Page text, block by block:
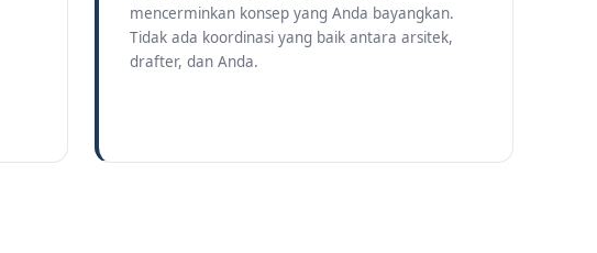
mencerminkan konsep yang Anda bayangkan.
Tidak ada koordinasi yang baik antara arsitek,
drafter, dan Anda.